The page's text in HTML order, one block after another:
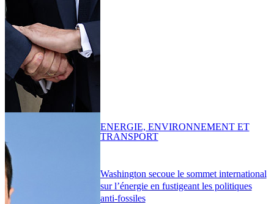
Washington secoue le sommet international
sur l’énergie en fustigeant les politiques
anti-fossiles
ENERGIE, ENVIRONNEMENT ET
TRANSPORT